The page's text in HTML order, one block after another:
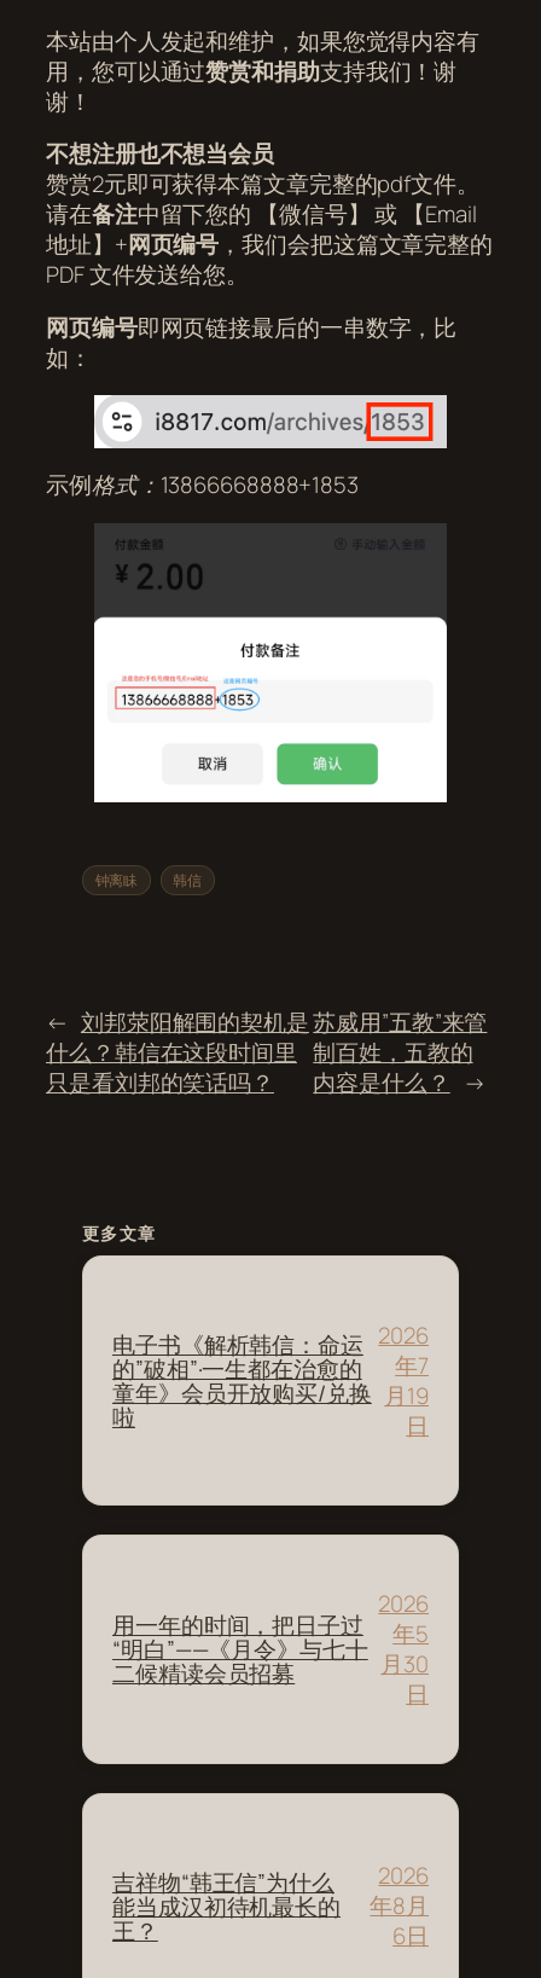
本站由个人发起和维护，如果您觉得内容有
用，您可以通过赞赏和捐助支持我们！谢
谢！
不想注册也不想当会员
赞赏2元即可获得本篇文章完整的pdf文件。
请在备注中留下您的 【微信号】 或 【Email
地址】+网页编号 ，我们会把这篇文章完整的
PDF 文件发送给您。
网页编号即网页链接最后的一串数字，比
如：
示例格式：13866668888+1853
钟离眛 韩信
← 刘邦荥阳解围的契机是
什么？韩信在这段时间里
只是看刘邦的笑话吗？
苏威用”五教”来管
制百姓，五教的
内容是什么？
→
更多文章
电子书《解析韩信：命运
的”破相”·一生都在治愈的
童年》会员开放购买/兑换
啦
2026
年7
月19
日
用一年的时间，把日子过
“明白”——《月令》与七十
二候精读会员招募
2026
年5
月30
日
吉祥物“韩王信”为什么
能当成汉初待机最长的
王？
2026
年8月
6日